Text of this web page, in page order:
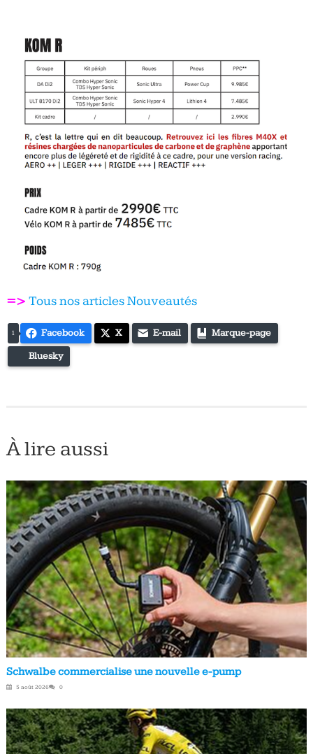
=> Tous nos articles Nouveautés
1 Facebook X E-mail Marque-page
Bluesky
À lire aussi
Schwalbe commercialise une nouvelle e-pump
5 août 2026 0